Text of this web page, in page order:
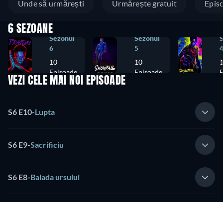
Unde să urmărești Urmărește gratuit
6 SEZOANE
Sezonul
6
10
Episoade
Sezonul
5
10
Episoade
4
VEZI CELE MAI NOI EPISOADE
S6 E10-Lupta
S6 E9-Sacrificiu
S6 E8-Balada ursului